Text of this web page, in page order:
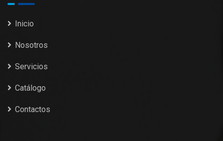
Inicio
Nosotros
Servicios
Catálogo
Contactos